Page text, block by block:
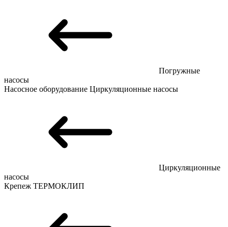
Погружные
насосы
Насосное оборудование Циркуляционные насосы
Циркуляционные
насосы
Крепеж ТЕРМОКЛИП